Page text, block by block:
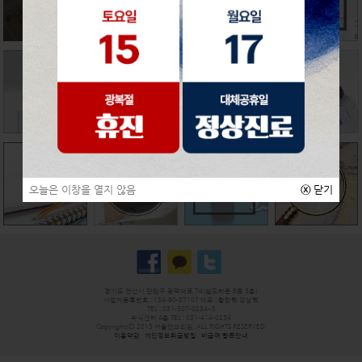
오늘은 이창을 열지 않음 ⓧ닫기
경기도 안산시 단원구 광덕대로 74(월드타운 B동 5층)
사업자등록번호 : 134-90-87107 대표 : 황찬혁 강상혁
TEL : 031-507-0234~5
라식센터 4층 TEL : 031-414-0234
Copyright(C) 2015 서울안과의원. ALL RIGHTS RESERVED.
이용약관
개인정보취급방침 비급여 항목안내